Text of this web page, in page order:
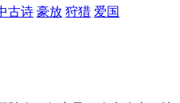
古诗 豪放 狩猎 爱国